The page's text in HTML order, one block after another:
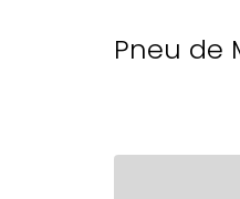
Pneu de